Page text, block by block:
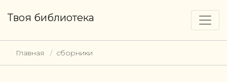
Твоя библиотека
Главная сборники